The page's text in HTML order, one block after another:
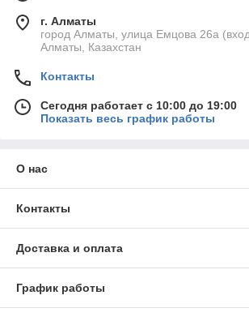
г. Алматы
город Алматы, улица Емцова 26а
Алматы, Казахстан
Контакты
Сегодня работает с 10:00 до 19:00
Показать весь график работы
О нас
Контакты
Доставка и оплата
График работы